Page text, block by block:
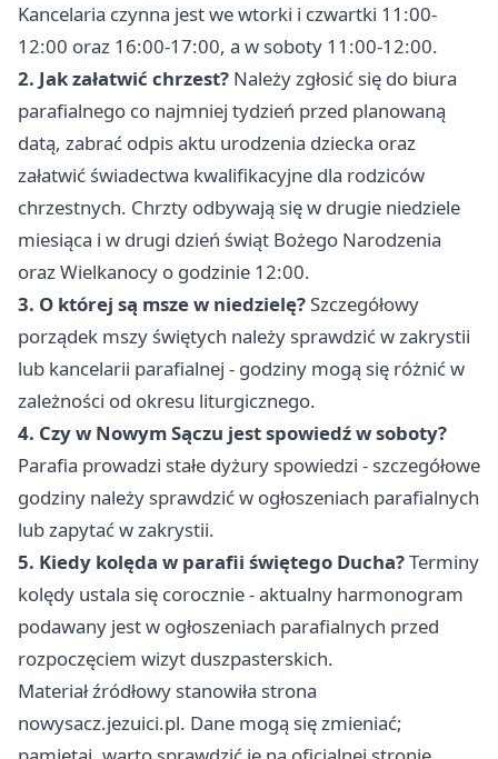
Kancelaria czynna jest we wtorki i czwartki 11:00-
12:00 oraz 16:00-17:00, a w soboty 11:00-12:00.
2. Jak załatwić chrzest? Należy zgłosić się do biura
parafialnego co najmniej tydzień przed planowaną
datą, zabrać odpis aktu urodzenia dziecka oraz
załatwić świadectwa kwalifikacyjne dla rodziców
chrzestnych. Chrzty odbywają się w drugie niedziele
miesiąca i w drugi dzień świąt Bożego Narodzenia
oraz Wielkanocy o godzinie 12:00.
3. O której są msze w niedzielę?Szczegółowy
porządek mszy świętych należy sprawdzić w zakrystii
lub kancelarii parafialnej - godziny mogą się różnić w
zależności od okresu liturgicznego.
4. Czy w Nowym Sączu jest spowiedź w soboty?
Parafia prowadzi stałe dyżury spowiedzi - szczegółowe
godziny należy sprawdzić w ogłoszeniach parafialnych
lub zapytać w zakrystii.
5. Kiedy kolęda w parafii świętego Ducha?Terminy
kolędy ustala się corocznie - aktualny harmonogram
podawany jest w ogłoszeniach parafialnych przed
rozpoczęciem wizyt duszpasterskich.
Materiał źródłowy stanowiła strona
nowysacz.jezuici.pl. Dane mogą się zmieniać;